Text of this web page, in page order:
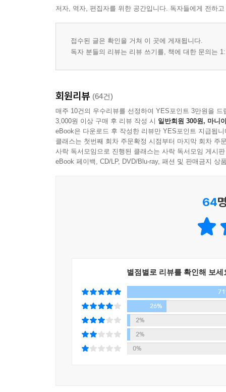
저자, 역자, 편집자를 위한 공간입니다. 독자들에게 전하
접수된 글은 확인을 거쳐 이 곳에 게재됩니다.
독자 분들의 리뷰는 리뷰 쓰기를, 책에 대한 문의는
회원리뷰 (64건)
매주 10건의 우수리뷰를 선정하여 YES포인트 3만원을 드
3,000원 이상 구매 후 리뷰 작성 시 일반회원 300원, 마니
eBook은 다운로드 후 작성한 리뷰만 YES포인트 지급됩니
클래스는 첫번째 회차 주문확정 시점부터 마지막 회차 주
사락 독서모임으로 진행된 클래스는 사락 독서모임 게시
eBook 페이백, CD/LP, DVD/Blu-ray, 패션 및 판매금지 상
64
별점별로 리뷰를 확인해 보세
26%
2%
2%
0%